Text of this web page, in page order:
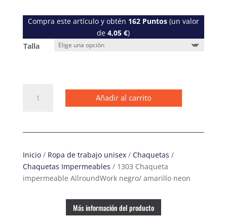
Compra este artículo y obtén 162Puntos(un valor
de4,05€)
Talla
Chaqueta
neon
cantidad
Añadir al carrito
Inicio/ Ropa de trabajo unisex/ Chaquetas /
Chaquetas Impermeables / 1303 Chaqueta
impermeable AllroundWork negro/ amarillo neon
Más información del producto